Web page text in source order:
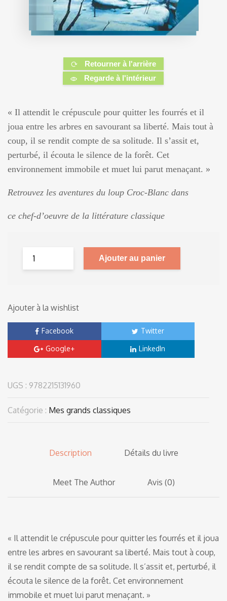
Retourner à l'arrière
Regarde à l'intérieur
« Il attendit le crépuscule pour quitter les fourrés et il
joua entre les arbres en savourant sa liberté. Mais tout à
coup, il se rendit compte de sa solitude. Il s’assit et,
perturbé, il écouta le silence de la forêt. Cet
environnement immobile et muet lui parut menaçant. »
Retrouvez les aventures du loup Croc-Blanc dans
ce chef-d’oeuvre de la littérature classique
Ajouter au panier
Ajouter à la wishlist
Facebook Twitter
Google+ LinkedIn
UGS : 9782215131960
Catégorie : Mes grands classiques
Description Détails du livre
Meet The Author Avis (0)
« Il attendit le crépuscule pour quitter les fourrés et il joua
entre les arbres en savourant sa liberté. Mais tout à coup,
il se rendit compte de sa solitude. Il s’assit et, perturbé, il
écouta le silence de la forêt. Cet environnement
immobile et muet lui parut menaçant. »